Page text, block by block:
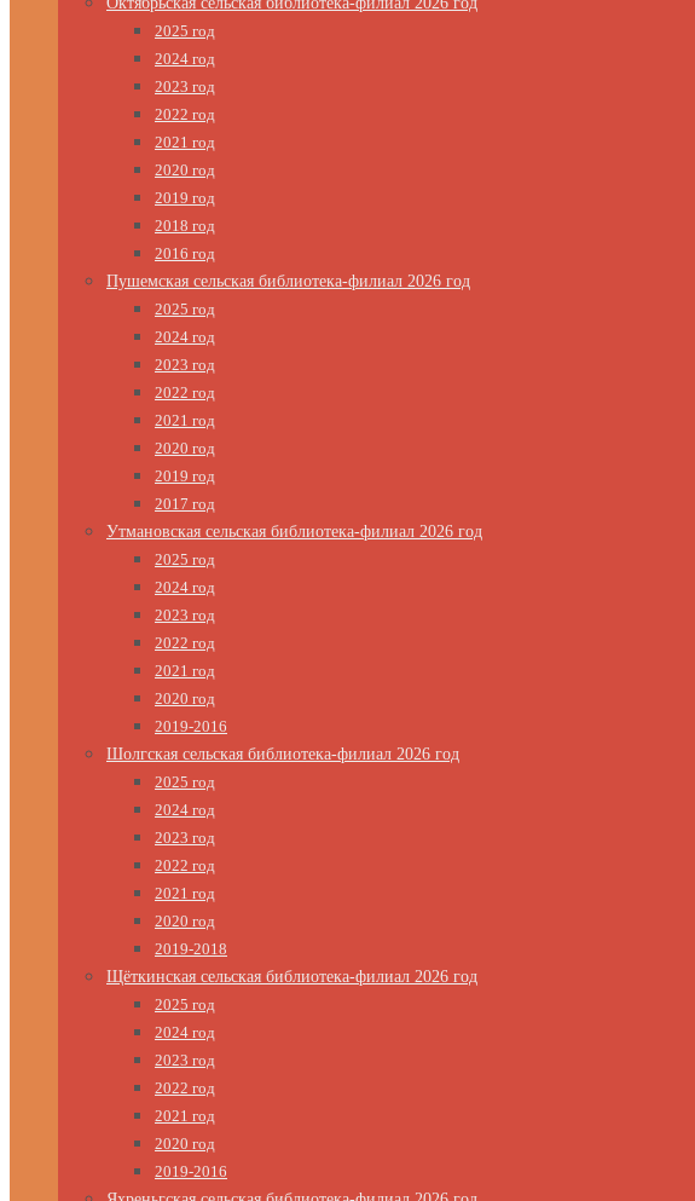
2025 год
2024 год
2023 год
2022 год
2021 год
2020 год
2019 год
2018 год
2016 год
Пушемская сельская библиотека-филиал 2026 год
2025 год
2024 год
2023 год
2022 год
2021 год
2020 год
2019 год
2017 год
Утмановская сельская библиотека-филиал 2026 год
2025 год
2024 год
2023 год
2022 год
2021 год
2020 год
2019-2016
Шолгская сельская библиотека-филиал 2026 год
2025 год
2024 год
2023 год
2022 год
2021 год
2020 год
2019-2018
Щёткинская сельская библиотека-филиал 2026 год
2025 год
2024 год
2023 год
2022 год
2021 год
2020 год
2019-2016